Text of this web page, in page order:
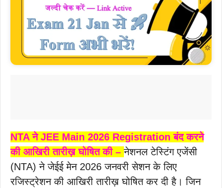
NTA ने JEE Main 2026 Registration बंद करने
की आखिरी तारीख़ घोषित की –नेशनल टेस्टिंग एजेंसी
(NTA) ने जेईई मेन 2026 जनवरी सेशन के लिए
रजिस्ट्रेशन की आखिरी तारीख़ घोषित कर दी है। जिन